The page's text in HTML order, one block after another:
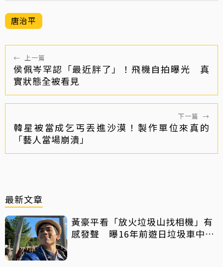
唐治平
← 上一篇
侯佩岑罕認「最近胖了」！飛機自拍曝光 真
實狀態全被看見
下一篇 →
韓星被當成乞丐丟進沙漠！製作單位來真的
「藝人當場崩潰」
最新文章
黃豪平看「放火垃圾山找相機」有
感發聲 曝16年前遊日垃圾車中含